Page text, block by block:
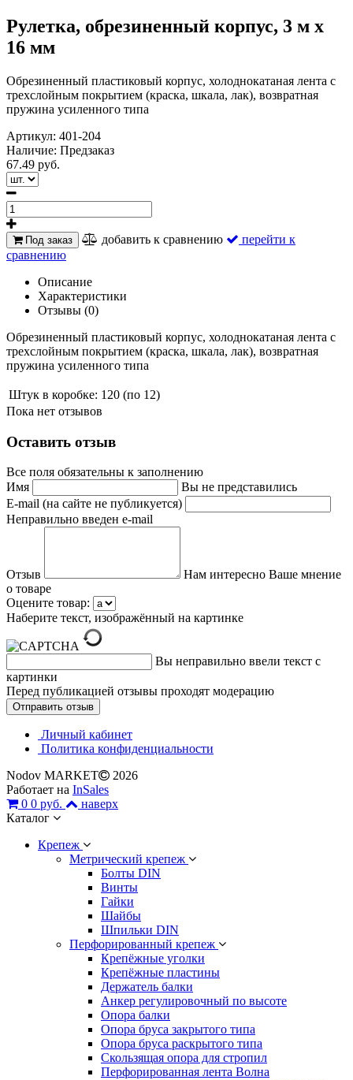
Рулетка, обрезиненный корпус, 3 м х
16 мм
Обрезиненный пластиковый корпус, холоднокатаная лента с
трехслойным покрытием (краска, шкала, лак), возвратная
пружина усиленного типа
Артикул: 401-204
Наличие: Предзаказ
67.49 руб.
Под заказ добавить к сравнению
перейти к
сравнению
Описание
Характеристики
Отзывы (0)
Обрезиненный пластиковый корпус, холоднокатаная лента с
трехслойным покрытием (краска, шкала, лак), возвратная
пружина усиленного типа
Штук в коробке: 120 (по 12)
Пока нет отзывов
Оставить отзыв
Все поля обязательны к заполнению
Имя
Вы не представились
E-mail (на сайте не публикуется)
Неправильно введен e-mail
Отзыв
Нам интересно Ваше мнение
о товаре
Оцените товар:
Наберите текст, изображённый на картинке
Вы неправильно ввели текст с
картинки
Перед публикацией отзывы проходят модерацию
Личный кабинет
Политика конфиденциальности
Nodov MARKET
2026
Работает на InSales
0 0 руб.
наверх
Каталог
Крепеж
Метрический крепеж
Болты DIN
Винты
Гайки
Шайбы
Шпильки DIN
Перфорированный крепеж
Крепёжные уголки
Крепёжные пластины
Держатель балки
Анкер регулировочный по высоте
Опора балки
Опора бруса закрытого типа
Опора бруса раскрытого типа
Скользящая опора для стропил
Перфорированная лента Волна